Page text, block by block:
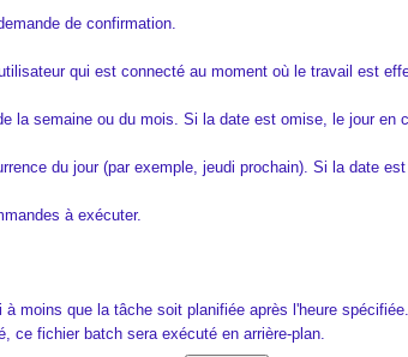
de confirmation.
qui est connecté au moment où le travail est
la semaine ou du mois. Si la date est omise, le jour en
du jour (par exemple, jeudi prochain). Si la date
à exécuter.
moins que la tâche soit planifiée après l'heure spécifiée.
ce fichier batch sera exécuté en arrière-plan.